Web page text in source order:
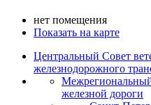
нет помещения
Показать на карте
Центральный Совет
железнодорожного
железной дороги